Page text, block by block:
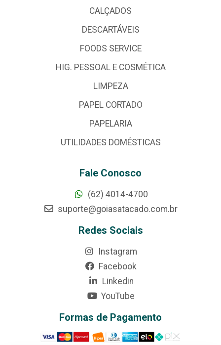
CALÇADOS
DESCARTÁVEIS
FOODS SERVICE
HIG. PESSOAL E COSMÉTICA
LIMPEZA
PAPEL CORTADO
PAPELARIA
UTILIDADES DOMÉSTICAS
Fale Conosco
(62) 4014-4700
suporte@goiasatacado.com.br
Redes Sociais
Instagram
Facebook
Linkedin
YouTube
Formas de Pagamento